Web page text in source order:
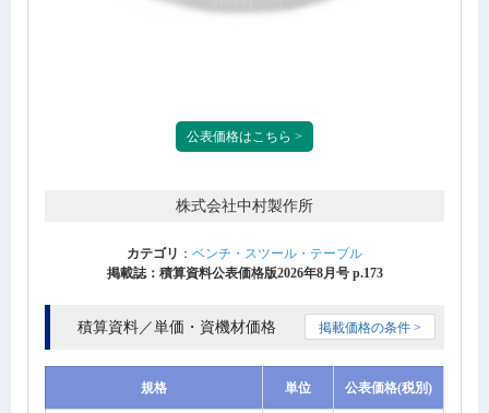
公表価格はこちら >
株式会社中村製作所
カテゴリ ： ベンチ・スツール・テーブル
掲載誌：積算資料公表価格版2026年8月号 p.173
積算資料／単価・資機材価格 掲載価格の条件 >
規格 単位 公表価格(税別)